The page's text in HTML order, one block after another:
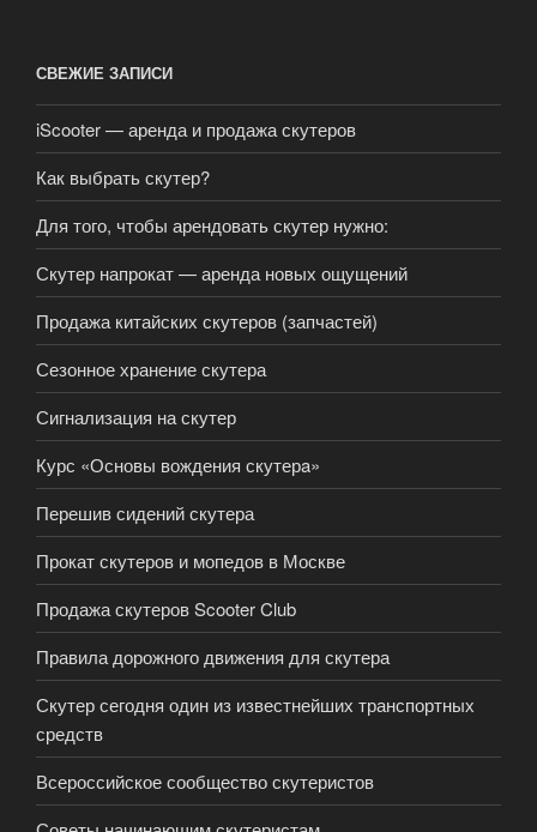
СВЕЖИЕ ЗАПИСИ
iScooter — аренда и продажа скутеров
Как выбрать скутер?
Для того, чтобы арендовать скутер нужно:
Скутер напрокат — аренда новых ощущений
Продажа китайских скутеров (запчастей)
Сезонное хранение скутера
Сигнализация на скутер
Курс «Основы вождения скутерa»
Перешив сидений скутера
Прокат скутеров и мопедов в Москве
Продажа скутеров Scooter Club
Правила дорожного движения для скутера
Скутер сегодня один из известнейших транспортных
средств
Всероссийское сообщество скутеристов